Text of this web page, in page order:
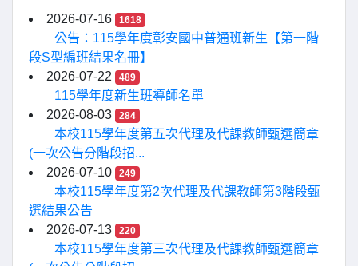
2026-07-16 1618
公告：115學年度彰安國中普通班新生【第一階
段S型編班結果名冊】
2026-07-22
489
115學年度新生班導師名單
2026-08-03
284
本校115學年度第五次代理及代課教師甄選簡章
(一次公告分階段招...
2026-07-10
249
本校115學年度第2次代理及代課教師第3階段甄
選結果公告
2026-07-13
220
本校115學年度第三次代理及代課教師甄選簡章